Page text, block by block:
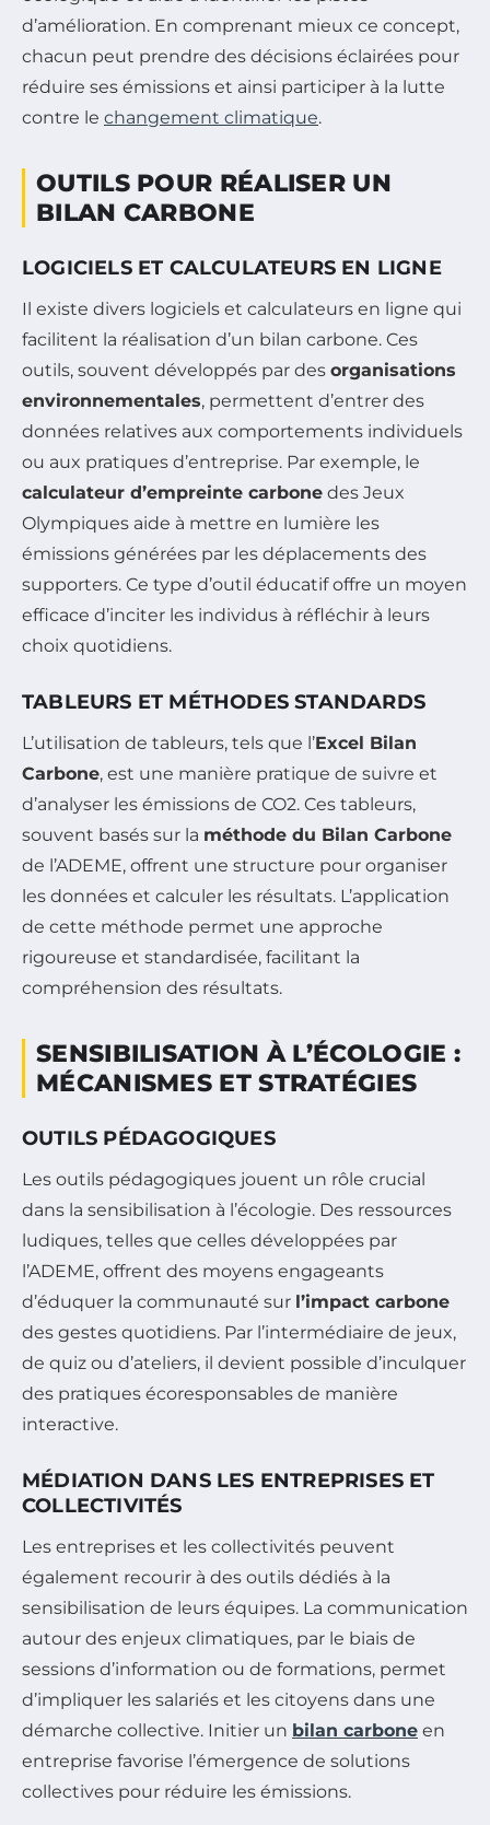
d’amélioration. En comprenant mieux ce concept,
chacun peut prendre des décisions éclairées pour
réduire ses émissions et ainsi participer à la lutte
contre le changement climatique.
OUTILS POUR RÉALISER UN
BILAN CARBONE
LOGICIELS ET CALCULATEURS EN LIGNE
Il existe divers logiciels et calculateurs en ligne qui
facilitent la réalisation d’un bilan carbone. Ces
outils, souvent développés par des organisations
environnementales, permettent d’entrer des
données relatives aux comportements individuels
ou aux pratiques d’entreprise. Par exemple, le
calculateur d’empreinte carbone des Jeux
Olympiques aide à mettre en lumière les
émissions générées par les déplacements des
supporters. Ce type d’outil éducatif offre un moyen
efficace d’inciter les individus à réfléchir à leurs
choix quotidiens.
TABLEURS ET MÉTHODES STANDARDS
L’utilisation de tableurs, tels que l’Excel Bilan
Carbone, est une manière pratique de suivre et
d’analyser les émissions de CO2. Ces tableurs,
souvent basés sur la méthode du Bilan Carbone
de l’ADEME, offrent une structure pour organiser
les données et calculer les résultats. L’application
de cette méthode permet une approche
rigoureuse et standardisée, facilitant la
compréhension des résultats.
SENSIBILISATION À L’ÉCOLOGIE :
MÉCANISMES ET STRATÉGIES
OUTILS PÉDAGOGIQUES
Les outils pédagogiques jouent un rôle crucial
dans la sensibilisation à l’écologie. Des ressources
ludiques, telles que celles développées par
l’ADEME, offrent des moyens engageants
d’éduquer la communauté sur l’impact carbone
des gestes quotidiens. Par l’intermédiaire de jeux,
de quiz ou d’ateliers, il devient possible d’inculquer
des pratiques écoresponsables de manière
interactive.
MÉDIATION DANS LES ENTREPRISES ET
COLLECTIVITÉS
Les entreprises et les collectivités peuvent
également recourir à des outils dédiés à la
sensibilisation de leurs équipes. La communication
autour des enjeux climatiques, par le biais de
sessions d’information ou de formations, permet
d’impliquer les salariés et les citoyens dans une
démarche collective. Initier un bilan carbone en
entreprise favorise l’émergence de solutions
collectives pour réduire les émissions.